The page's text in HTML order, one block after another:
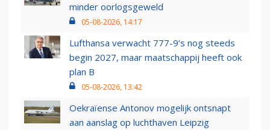
minder oorlogsgeweld
05-08-2026, 14:17
Lufthansa verwacht 777-9’s nog steeds
begin 2027, maar maatschappij heeft ook
plan B
05-08-2026, 13:42
Oekraïense Antonov mogelijk ontsnapt
aan aanslag op luchthaven Leipzig